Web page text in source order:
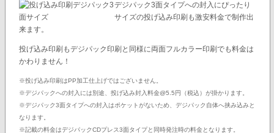
デジパック3面タイプへの封入にぴったり
サイズの投げ込み印刷も激安料金で制作出
来ます。
投げ込み印刷もデジパック印刷と同様に両面フルカラー印刷でも料金は
かわりません！
※投げ込み印刷はPP加工仕上げではございません。
※デジパックへの封入には別途、投げ込み封入料金@5.5円（税込）が掛かります。
※デジパック3面タイプへの封入はポケットがないため、デジパック自体へ挟み込みと
なります。
※記載の料金はデジパックCDプレス3面タイプと同時発注時の料金となります。